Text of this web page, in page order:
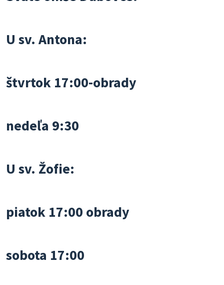
U sv. Antona:
štvrtok 17:00-obrady
nedeľa 9:30
U sv. Žofie:
piatok 17:00 obrady
sobota 17:00